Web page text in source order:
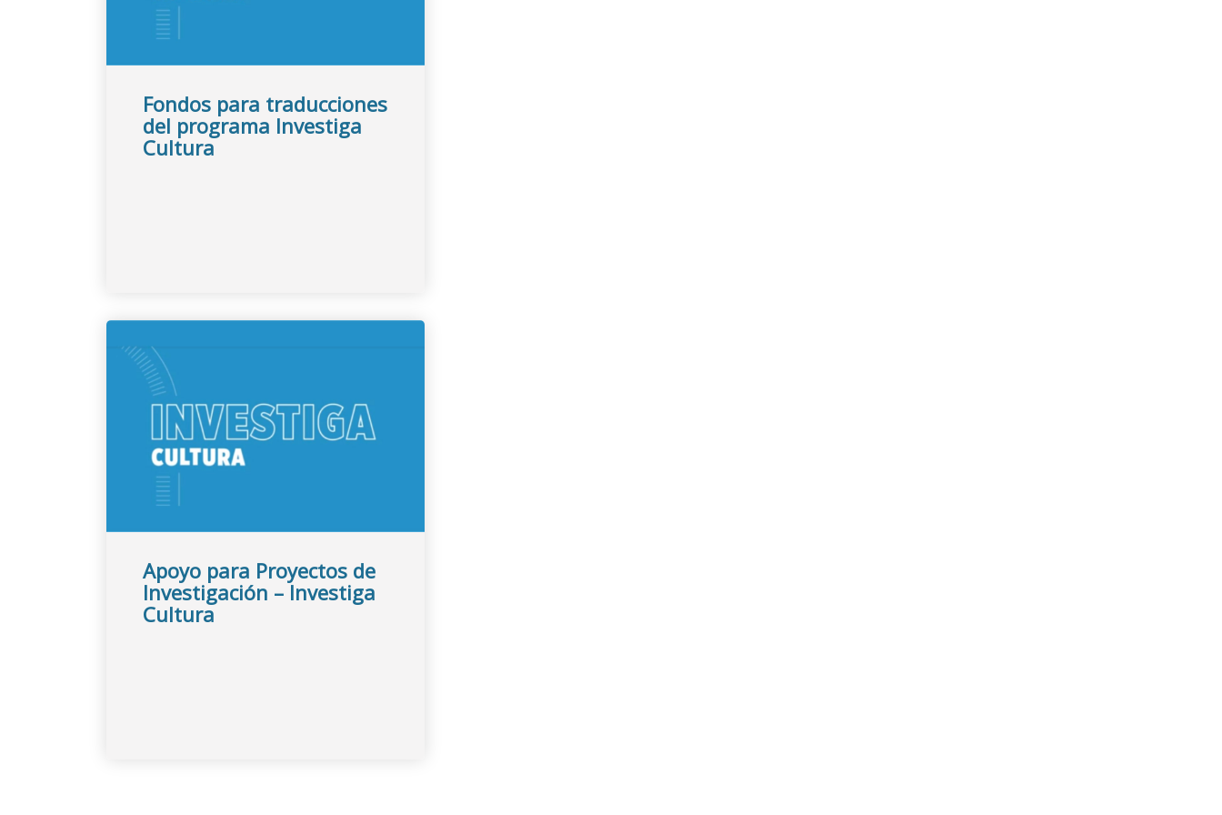
Fondos para traducciones
del programa Investiga
Cultura
Apoyo para Proyectos de
Investigación – Investiga
Cultura